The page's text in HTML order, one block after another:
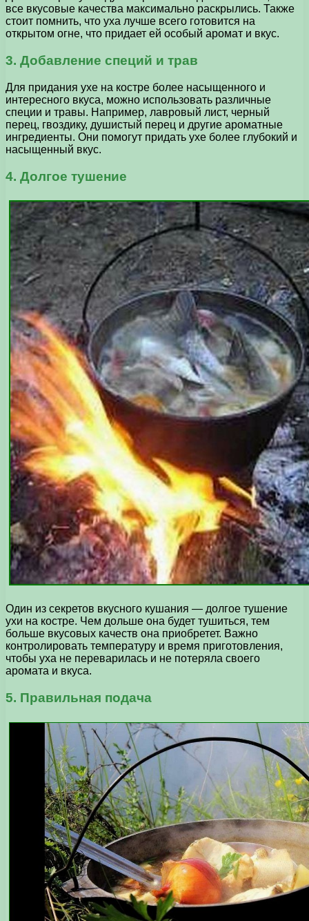
все вкусовые качества максимально раскрылись. Также
стоит помнить, что уха лучше всего готовится на
открытом огне, что придает ей особый аромат и вкус.
3. Добавление специй и трав
Для придания ухе на костре более насыщенного и
интересного вкуса, можно использовать различные
специи и травы. Например, лавровый лист, черный
перец, гвоздику, душистый перец и другие ароматные
ингредиенты. Они помогут придать ухе более глубокий и
насыщенный вкус.
4. Долгое тушение
Один из секретов вкусного кушания — долгое тушение
ухи на костре. Чем дольше она будет тушиться, тем
больше вкусовых качеств она приобретет. Важно
контролировать температуру и время приготовления,
чтобы уха не переварилась и не потеряла своего
аромата и вкуса.
5. Правильная подача